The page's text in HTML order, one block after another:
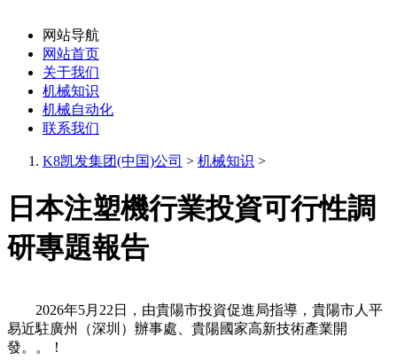
网站导航
网站首页
关于我们
机械知识
机械自动化
联系我们
K8凯发集团(中国)公司 > 机械知识 >
日本注塑機行業投資可行性調
研專題報告
2026年5月22日，由貴陽市投資促進局指導，貴陽市人平
易近駐廣州（深圳）辦事處、貴陽國家高新技術產業開
發。。！